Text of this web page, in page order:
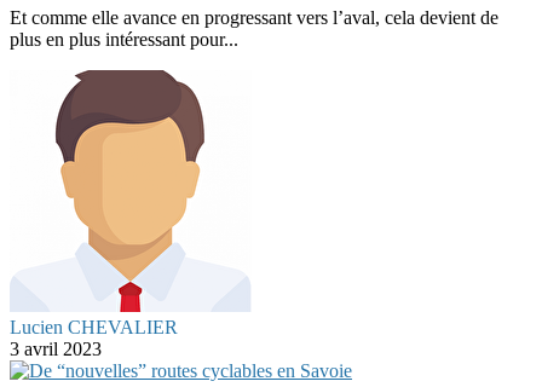
Et comme elle avance en progressant vers l’aval, cela devient de
plus en plus intéressant pour...
Lucien CHEVALIER
3 avril 2023